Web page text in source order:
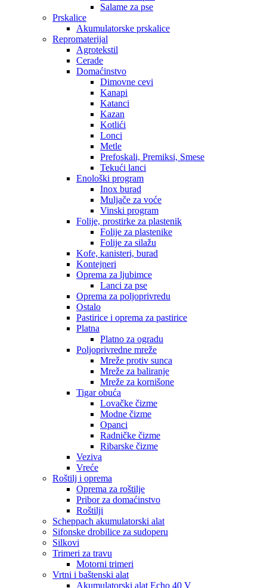
Salame za pse
Prskalice
Akumulatorske prskalice
Repromaterijal
Agrotekstil
Cerade
Domaćinstvo
Dimovne cevi
Kanapi
Katanci
Kazan
Kotlići
Lonci
Metle
Prefoskali, Premiksi, Smese
Tekući lanci
Enološki program
Inox burad
Muljače za voće
Vinski program
Folije, prostirke za plastenik
Folije za plastenike
Folije za silažu
Kofe, kanisteri, burad
Kontejneri
Oprema za ljubimce
Lanci za pse
Oprema za poljoprivredu
Ostalo
Pastirice i oprema za pastirice
Platna
Platno za ogradu
Poljoprivredne mreže
Mreže protiv sunca
Mreže za baliranje
Mreže za kornišone
Tigar obuća
Lovačke čizme
Modne čizme
Opanci
Radničke čizme
Ribarske čizme
Veziva
Vreće
Roštilj i oprema
Oprema za roštilje
Pribor za domaćinstvo
Roštilji
Scheppach akumulatorski alat
Sifonske drobilice za sudoperu
Silkovi
Trimeri za travu
Motorni trimeri
Vrtni i baštenski alat
Akumulatorski alat Echo 40 V